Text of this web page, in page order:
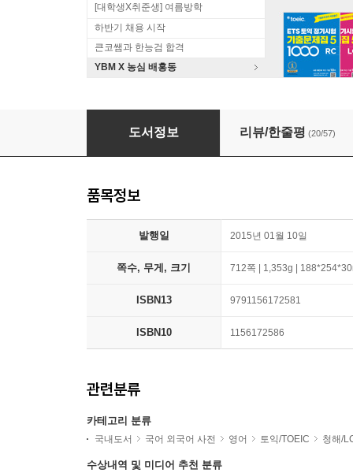
[대학생X취준생] 여름방학
하반기 채용 시작
큰코쌤과 한능검 합격
YBM X 농심 배홍동
영단기 토익 LC
도서정보 리뷰/한줄평 (20/57)
품목정보
발행일 2015년 01월 10일
쪽수, 무게, 크기 712쪽 | 1,353g |
ISBN13 9791156172581
ISBN10 1156172586
관련분류
카테고리 분류
국내도서 국어 외국어 사전 영어 토익/TOEIC 청해/
수상내역 및 미디어 추천 분류